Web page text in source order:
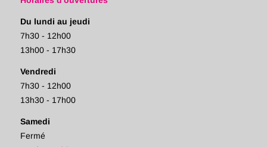
Du lundi au jeudi
7h30 - 12h00
13h00 - 17h30
Vendredi
7h30 - 12h00
13h30 - 17h00
Samedi
Fermé